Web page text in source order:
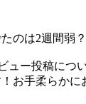
のは2週間弱？
ュー投稿につ
お手柔らかに